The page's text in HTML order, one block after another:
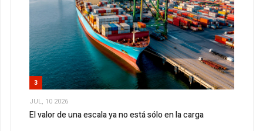
3
JUL, 10 2026
El valor de una escala ya no está sólo en la carga